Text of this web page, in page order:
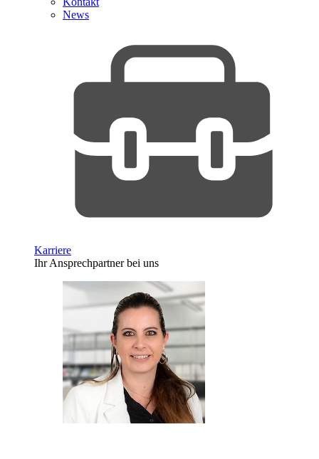
News
Karriere
Ihr Ansprechpartner bei uns